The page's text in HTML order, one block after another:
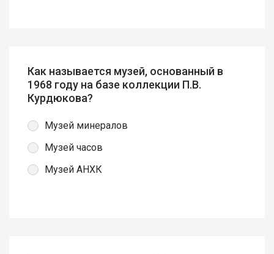
Как называется музей, основанный в
1968 году на базе коллекции П.В.
Курдюкова?
Музей минералов
Музей часов
Музей АНХК